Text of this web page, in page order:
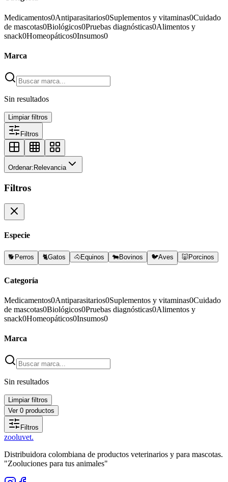
Medicamentos0Antiparasitarios0Suplementos y vitaminas0Cuidado
de mascotas0Biológicos0Pruebas diagnósticas0Alimentos y
snack0Homeopáticos0Insumos0
Marca
Sin resultados
Limpiar filtros
Filtros
Ordenar: Relevancia
Filtros
Especie
🐕 Perros 🐈Gatos 🐴Equinos 🐄Bovinos 🐦Aves 🐷 Porcinos
Categoría
Medicamentos0Antiparasitarios0Suplementos y vitaminas0Cuidado
de mascotas0Biológicos0Pruebas diagnósticas0Alimentos y
snack0Homeopáticos0Insumos0
Marca
Sin resultados
Limpiar filtros
Ver 0 productos
Filtros
zooluvet.
Distribuidora colombiana de productos veterinarios y para mascotas.
"Zooluciones para tus animales"